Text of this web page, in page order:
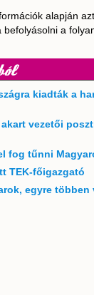
alapján
a
kiadták a
vezetői
fog tűnni
TEK-főigazgató
egyre